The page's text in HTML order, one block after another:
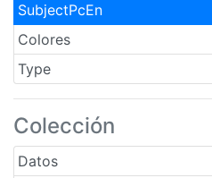
SubjectPcEn
Colores
Type
Colección
Datos